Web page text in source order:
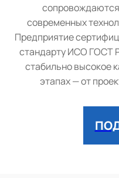
современных
Предприятие
стандарту ИСО ГОСТ
стабильно высокое
этапах — от